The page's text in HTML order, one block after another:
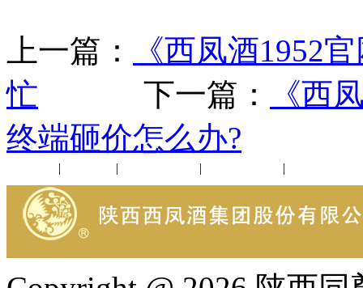
上一篇：
《西凤酒1952
忙 下一篇：
《西
终端砸价怎么办?
| | | |